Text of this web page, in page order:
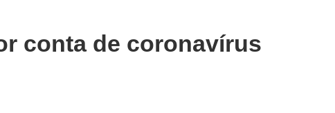
conta de coronavírus